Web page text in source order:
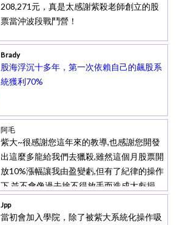
208,271元，真是太感謝紫殺老師創立的股
票當沖波段戰鬥營！
Brady
股海浮沉十多年，第一次依賴自己的飆股系
統獲利70%
阿毛
紫大~很感謝您這年來的教導,也感謝您開發
出這麼多龍給我們去獵殺,雖然這個月股票開
放10%漲幅讓我由盈變虧,但有了紀律的操作
下,並不會像過去捨不得放手而造成大虧損,
有了您教導的SOP流程,讓我操作也越來越順
利,辛苦您了!!
Jpp
當初會加入學院，除了被紫大系統化操作吸